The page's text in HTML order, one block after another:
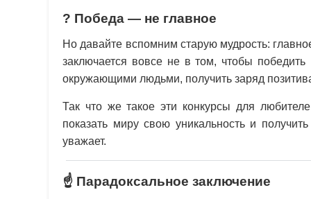
? Победа — не главное
Но давайте вспомним старую мудрость:
заключается вовсе не в том, чтобы
окружающими людьми, получить заряд
Так что же такое эти конкурсы для
показать миру свою уникальность и
уважает.
☝️ Парадоксальное заключение